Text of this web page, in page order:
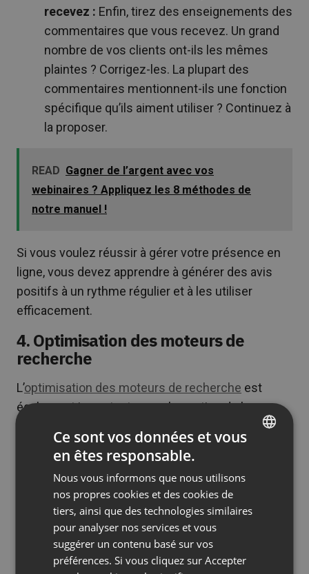
recevez : Enfin, tirez des enseignements des
commentaires que vous recevez. Un grand
nombre de vos clients ont-ils les mêmes
plaintes ? Corrigez-les. La plupart des
commentaires mentionnent-ils une fonction
spécifique qu’ils aiment utiliser ? Continuez à
la proposer.
READ Gagner de l’argent avec vos
webinaires ? Appliquez les 8 méthodes de
notre manuel !
Si vous voulez réussir à gérer votre présence en
ligne, vous devez apprendre à générer des avis
positifs à un rythme régulier et à les utiliser
efficacement.
4. Optimisation des moteurs de
recherche
L’optimisation des moteurs de recherche est
également importante pour la gestion de la
Si le terme ne vous est pas familier, l’optimisation
des moteurs de recherche, mieux connue sous le
nom de SEO, est le processus d’amélioration d’un
site web afin qu’il soit mieux classé dans les
résultats des moteurs de recherche.
Plus votre site web est bien classé pour des mots
FRENCH
GERMAN
Ce sont vos données et vous
en êtes responsable.
Nous vous informons que nous utilisons
nos propres cookies et des cookies de
tiers, ainsi que des technologies similaires
pour analyser nos services et vous
suggérer un contenu basé sur vos
préférences. Si vous cliquez sur Accepter